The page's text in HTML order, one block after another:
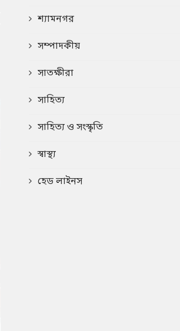
শ্যামনগর
সম্পাদকীয়
সাতক্ষীরা
সাহিত্য
সাহিত্য ও সংস্কৃতি
স্বাস্থ্য
হেড লাইনস